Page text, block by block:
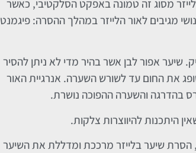
מסוג זה טמונה באפקט הסלקטיבי, כאשר
מגיבים לאור הלייזר במהלך ההסרה: פיגמנט
אפור לבן אשר בהיר מדי לא ניתן להסיר
את החום עד לשורש השערה. אנרגיית האור
בהדרגה והשערה ההפוכה נושרת.
הסרת שיער בלייזר מרככת ומדללת את השיער